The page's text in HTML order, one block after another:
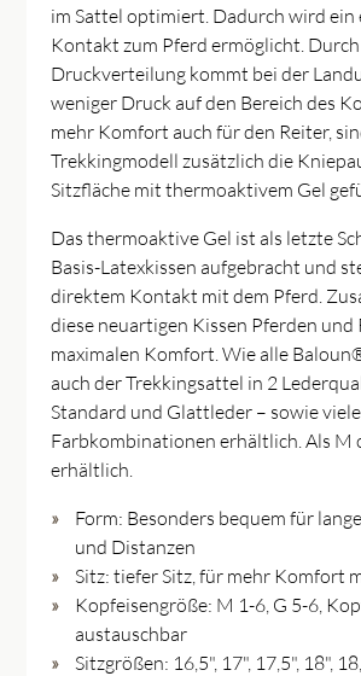
im Sattel optimiert. Dadurch wird ein
Kontakt zum Pferd ermöglicht.
Druckverteilung kommt bei der
weniger Druck auf den Bereich des
mehr Komfort auch für den Reiter,
Trekkingmodell zusätzlich die
Sitzfläche mit thermoaktivem Gel
Das thermoaktive Gel ist als letzte
Basis-Latexkissen aufgebracht und
direktem Kontakt mit dem Pferd.
diese neuartigen Kissen Pferden und
maximalen Komfort. Wie alle
auch der Trekkingsattel in 2
Standard und Glattleder – sowie
Farbkombinationen erhältlich. Als M
erhältlich.
Form: Besonders bequem für
und Distanzen
Sitz: tiefer Sitz, für mehr Komfort
Kopfeisengröße: M 1-6, G 5-6,
austauschbar
Sitzgrößen: 16,5", 17", 17,5", 18",